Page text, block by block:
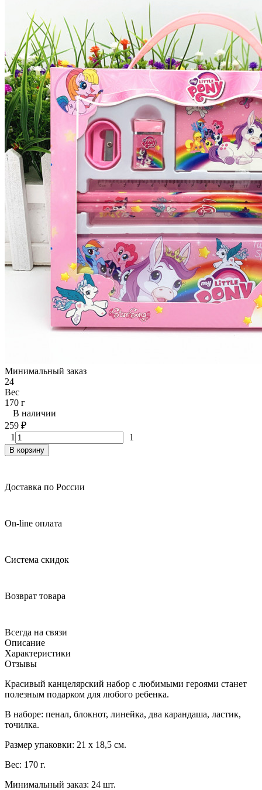
Минимальный заказ
24
Вес
170 г
В наличии
259 ₽
1
1
В корзину
Доставка по России
On-line оплата
Система скидок
Возврат товара
Всегда на связи
Описание
Характеристики
Отзывы
Красивый канцелярский набор с любимыми героями станет
полезным подарком для любого ребенка.
В наборе: пенал, блокнот, линейка, два карандаша, ластик,
точилка.
Размер упаковки: 21 х 18,5 см.
Вес: 170 г.
Минимальный заказ: 24 шт.